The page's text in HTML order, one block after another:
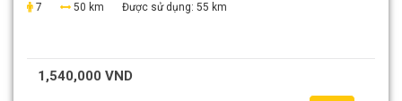
7
50 km Được sử dụng: 55 km
1,540,000 VND